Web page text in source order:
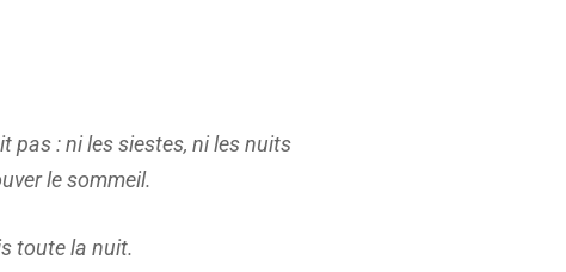
pas : ni les siestes, ni les nuits
le sommeil.
toute la nuit.